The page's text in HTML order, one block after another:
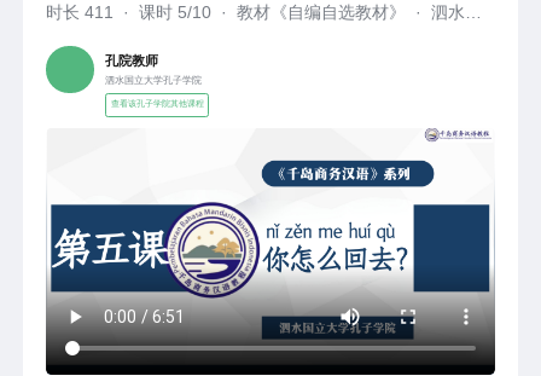
时长411 · 课时 5/10 · 教材《自编自选教材》 ·
泗水国
孔院教师
泗水国立大学孔子学院
查看该孔子学院其他课程